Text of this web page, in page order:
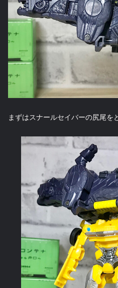
まずはスナールセイバーの尻尾を